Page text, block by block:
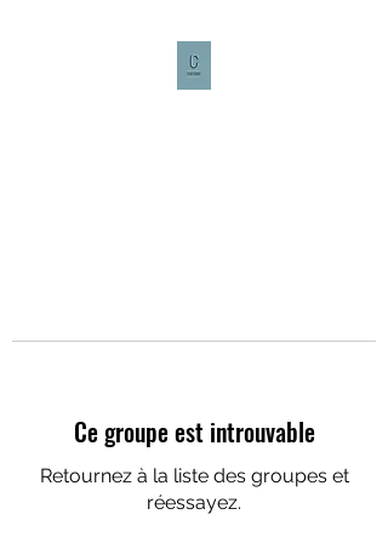
Ce groupe est introuvable
Retournez à la liste des groupes et
réessayez.